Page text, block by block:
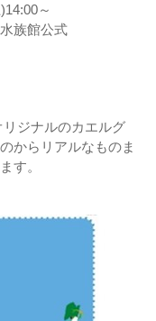
～
族館公式
ジナルのカエルグ
からリアルなものま
す。